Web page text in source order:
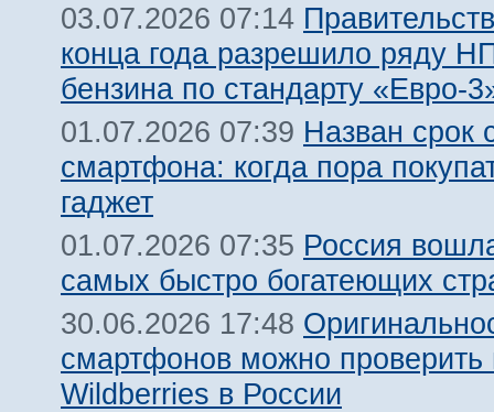
03.07.2026 07:14
конца года разрешило ряду
бензина по стандарту «Евро-
01.07.2026 07:39 Назван срок
смартфона: когда пора
гаджет
01.07.2026 07:35 Россия
самых быстро богатеющих
30.06.2026 17:48
смартфонов можно проверить
Wildberries в России